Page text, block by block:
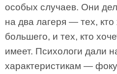
особых случаев. Они
на два лагеря — тех, кто
большего, и тех, кто
имеет. Психологи дали
характеристикам —